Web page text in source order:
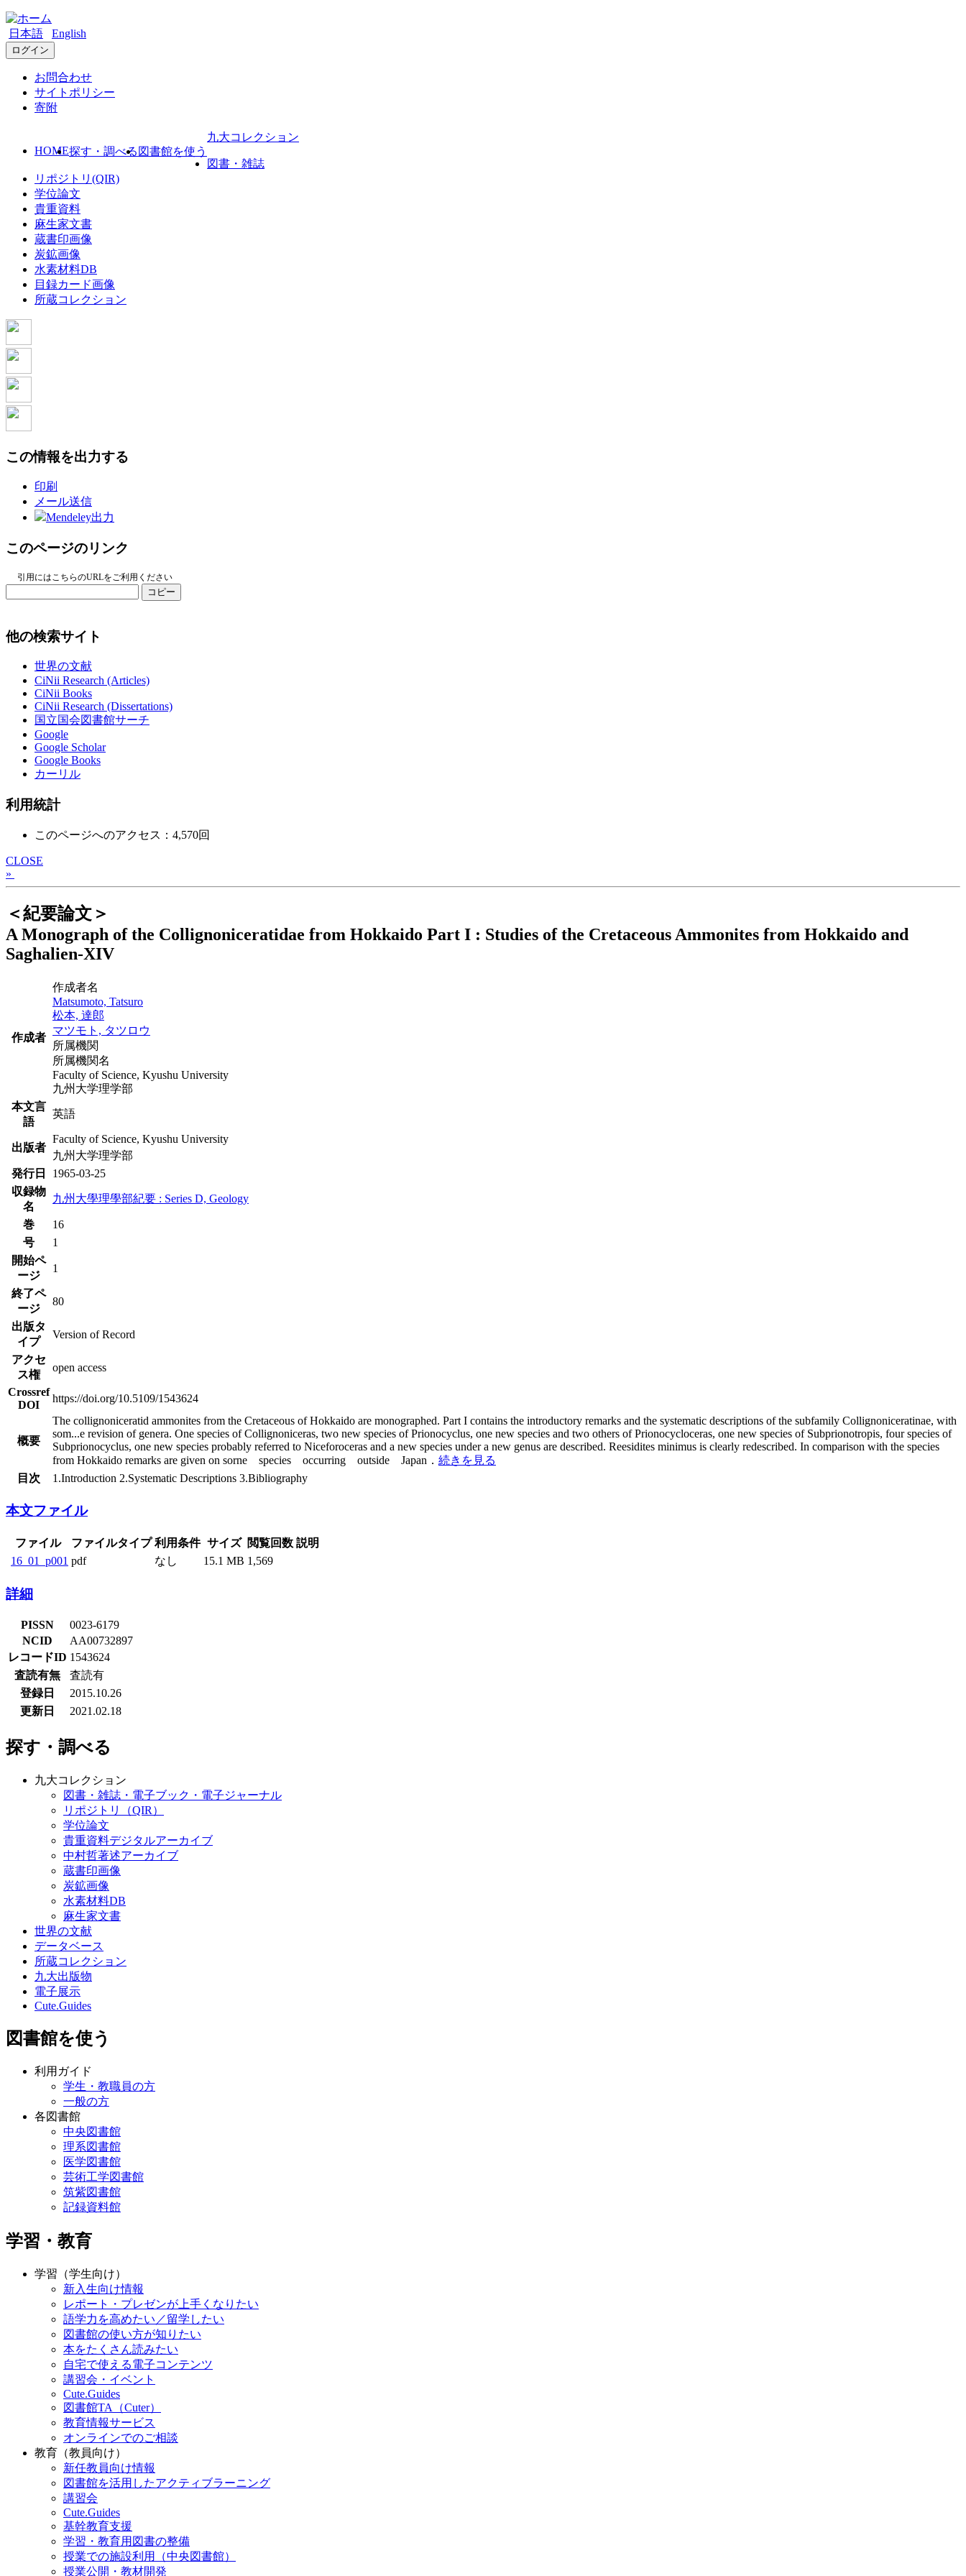
日本語 English
ログイン
お問合わせ
サイトポリシー
寄附
HOME探す・調べる 図書館を使う
九大コレクション
図書・雑誌
リポジトリ(QIR)
学位論文
貴重資料
麻生家文書
蔵書印画像
炭鉱画像
水素材料DB
目録カード画像
所蔵コレクション
この情報を出力する
印刷
メール送信
Mendeley出力
このページのリンク
引用にはこちらのURLをご利用ください
コピー
他の検索サイト
世界の文献
CiNii Research (Articles)
CiNii Books
CiNii Research (Dissertations)
国立国会図書館サーチ
Google
Google Scholar
Google Books
カーリル
利用統計
このページへのアクセス：4,570回
CLOSE
»
＜紀要論文＞
A Monograph of the Collignoniceratidae from Hokkaido Part I : Studies of the Cretaceous Ammonites from Hokkaido and
Saghalien-XIV
作成者
作成者名
Matsumoto, Tatsuro
松本, 達郎
マツモト, タツロウ
所属機関
所属機関名
Faculty of Science, Kyushu University
九州大学理学部
本文言
語
英語
出版者
Faculty of Science, Kyushu University
九州大学理学部
発行日
1965-03-25
収録物
名
九州大學理學部紀要 : Series D, Geology
巻
16
号
1
開始ペ
ージ
1
終了ペ
ージ
80
出版タ
イプ
Version of Record
アクセ
ス権
open access
Crossref
DOI
https://doi.org/10.5109/1543624
概要
The collignoniceratid ammonites from the Cretaceous of Hokkaido are monographed. Part I contains the introductory remarks and the systematic descriptions of the subfamily Collignoniceratinae, with
som...e revision of genera. One species of Collignoniceras, two new species of Prionocyclus, one new species and two others of Prionocycloceras, one new species of Subprionotropis, four species of
Subprionocyclus, one new species probably referred to Niceforoceras and a new species under a new genus are described. Reesidites minimus is clearly redescribed. In comparison with the species
from Hokkaido remarks are given on sorne species occurring outside Japan． 続きを見る
目次
1.Introduction 2.Systematic Descriptions 3.Bibliography
本文ファイル
ファイル ファイルタイプ 利用条件 サイズ 閲覧回数 説明
16_01_p001 pdf なし 15.1 MB 1,569
詳細
PISSN
0023-6179
NCID
AA00732897
レコードID 1543624
査読有無
査読有
登録日
2015.10.26
更新日
2021.02.18
探す・調べる
九大コレクション
図書・雑誌・電子ブック・電子ジャーナル
リポジトリ（QIR）
学位論文
貴重資料デジタルアーカイブ
中村哲著述アーカイブ
蔵書印画像
炭鉱画像
水素材料DB
麻生家文書
世界の文献
データベース
所蔵コレクション
九大出版物
電子展示
Cute.Guides
図書館を使う
利用ガイド
学生・教職員の方
一般の方
各図書館
中央図書館
理系図書館
医学図書館
芸術工学図書館
筑紫図書館
記録資料館
学習・教育
学習（学生向け）
新入生向け情報
レポート・プレゼンが上手くなりたい
語学力を高めたい／留学したい
図書館の使い方が知りたい
本をたくさん読みたい
自宅で使える電子コンテンツ
講習会・イベント
Cute.Guides
図書館TA（Cuter）
教育情報サービス
オンラインでのご相談
教育（教員向け）
新任教員向け情報
図書館を活用したアクティブラーニング
講習会
Cute.Guides
基幹教育支援
学習・教育用図書の整備
授業での施設利用（中央図書館）
授業公開・教材開発